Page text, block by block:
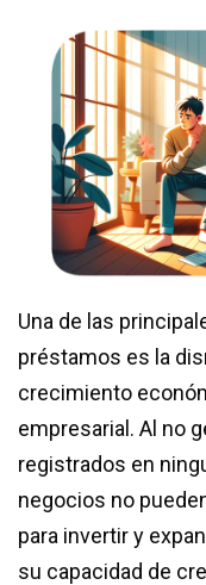
Una de las
préstamos es la
crecimiento
empresarial. Al no
registrados en
negocios no
para invertir y
su capacidad de